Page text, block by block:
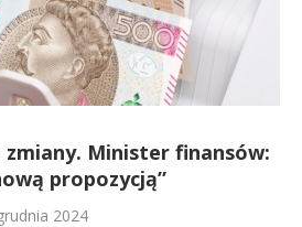
Minister finansów:
propozycją”
2024